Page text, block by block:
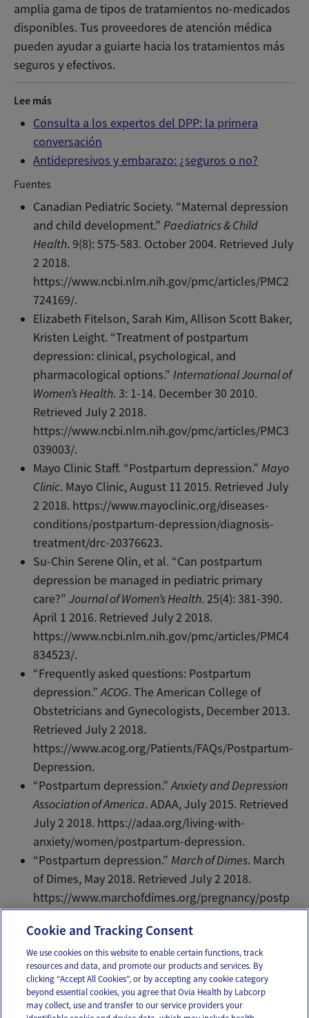
amplia gama de tipos de tratamientos no-medicados
disponibles. Tus proveedores de atención médica
pueden ayudar a guiarte hacia los tratamientos más
seguros y efectivos.
Lee más
Consulta a los expertos del DPP: la primera
conversación
Antidepresivos y embarazo: ¿seguros o no?
Fuentes
Canadian Pediatric Society. “Maternal depression
and child development.”Paediatrics & Child
Health. 9(8): 575-583. October 2004. Retrieved July
2 2018.
https://www.ncbi.nlm.nih.gov/pmc/articles/PMC2
724169/.
Elizabeth Fitelson, Sarah Kim, Allison Scott Baker,
Kristen Leight. “Treatment of postpartum
depression: clinical, psychological, and
pharmacological options.”International Journal of
Women’s Health. 3: 1-14. December 30 2010.
Retrieved July 2 2018.
https://www.ncbi.nlm.nih.gov/pmc/articles/PMC3
039003/.
Mayo Clinic Staff. “Postpartum depression.”Mayo
Clinic. Mayo Clinic, August 11 2015. Retrieved July
2 2018. https://www.mayoclinic.org/diseases-
conditions/postpartum-depression/diagnosis-
treatment/drc-20376623.
Su-Chin Serene Olin, et al. “Can postpartum
depression be managed in pediatric primary
care?”Journal of Women’s Health. 25(4): 381-390.
April 1 2016. Retrieved July 2 2018.
https://www.ncbi.nlm.nih.gov/pmc/articles/PMC4
834523/.
“Frequently asked questions: Postpartum
depression.”ACOG. The American College of
Obstetricians and Gynecologists, December 2013.
Retrieved July 2 2018.
https://www.acog.org/Patients/FAQs/Postpartum-
Depression.
“Postpartum depression.”Anxiety and Depression
Association of America. ADAA, July 2015. Retrieved
July 2 2018. https://adaa.org/living-with-
anxiety/women/postpartum-depression.
“Postpartum depression.”March of Dimes. March
of Dimes, May 2018. Retrieved July 2 2018.
https://www.marchofdimes.org/pregnancy/postp
Email Text
Cookie and Tracking Consent
We use cookies on this website to enable certain functions, track
resources and data, and promote our products and services. By
clicking “Accept All Cookies”, or by accepting any cookie category
beyond essential cookies, you agree that Ovia Health by Labcorp
may collect, use and transfer to our service providers your